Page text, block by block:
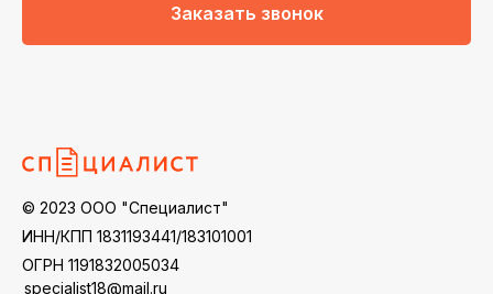
Заказать звонок
© 2023 ООО "Специалист"
ИНН/КПП 1831193441/183101001
ОГРН 1191832005034
specialist18@mail.ru